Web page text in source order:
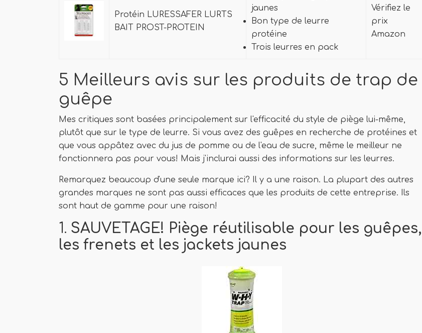
Protéin LURESSAFER LURTS
BAIT PROST-PROTEIN
jaunes
Bon type de leurre
protéine
Trois leurres en pack
Vérifiez le
prix
Amazon
5 Meilleurs avis sur les produits de trap de
guêpe
Mes critiques sont basées principalement sur l'efficacité du style de piège lui-même,
plutôt que sur le type de leurre. Si vous avez des guêpes en recherche de protéines et
que vous appâtez avec du jus de pomme ou de l'eau de sucre, même le meilleur ne
fonctionnera pas pour vous! Mais j'inclurai aussi des informations sur les leurres.
Remarquez beaucoup d'une seule marque ici? Il y a une raison. La plupart des autres
grandes marques ne sont pas aussi efficaces que les produits de cette entreprise. Ils
sont haut de gamme pour une raison!
1. SAUVETAGE! Piège réutilisable pour les guêpes,
les frenets et les jackets jaunes